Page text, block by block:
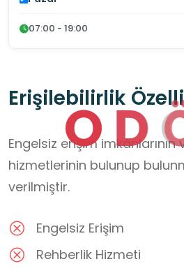
OD
07:00 - 19:00
Erişilebilirlik
Engelsiz erişim imkânlarının
hizmetlerinin bulunup
verilmiştir.
Engelsiz Erişim
Rehberlik Hizmeti